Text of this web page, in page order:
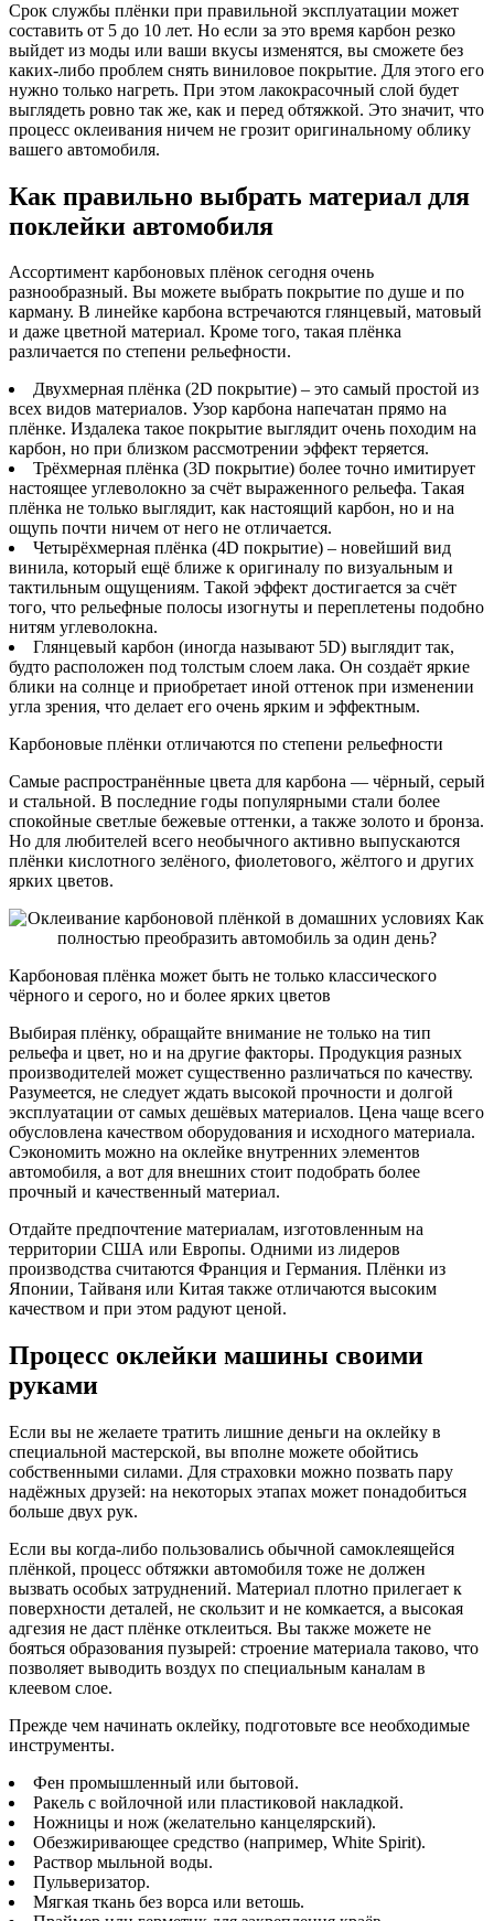
Срок службы плёнки при правильной эксплуатации может
составить от 5 до 10 лет. Но если за это время карбон резко
выйдет из моды или ваши вкусы изменятся, вы сможете без
каких-либо проблем снять виниловое покрытие. Для этого его
нужно только нагреть. При этом лакокрасочный слой будет
выглядеть ровно так же, как и перед обтяжкой. Это значит, что
процесс оклеивания ничем не грозит оригинальному облику
вашего автомобиля.
Как правильно выбрать материал для
поклейки автомобиля
Ассортимент карбоновых плёнок сегодня очень
разнообразный. Вы можете выбрать покрытие по душе и по
карману. В линейке карбона встречаются глянцевый, матовый
и даже цветной материал. Кроме того, такая плёнка
различается по степени рельефности.
Двухмерная плёнка (2D покрытие) – это самый простой из
всех видов материалов. Узор карбона напечатан прямо на
плёнке. Издалека такое покрытие выглядит очень походим на
карбон, но при близком рассмотрении эффект теряется.
Трёхмерная плёнка (3D покрытие) более точно имитирует
настоящее углеволокно за счёт выраженного рельефа. Такая
плёнка не только выглядит, как настоящий карбон, но и на
ощупь почти ничем от него не отличается.
Четырёхмерная плёнка (4D покрытие) – новейший вид
винила, который ещё ближе к оригиналу по визуальным и
тактильным ощущениям. Такой эффект достигается за счёт
того, что рельефные полосы изогнуты и переплетены подобно
нитям углеволокна.
Глянцевый карбон (иногда называют 5D) выглядит так,
будто расположен под толстым слоем лака. Он создаёт яркие
блики на солнце и приобретает иной оттенок при изменении
угла зрения, что делает его очень ярким и эффектным.
Карбоновые плёнки отличаются по степени рельефности
Самые распространённые цвета для карбона — чёрный, серый
и стальной. В последние годы популярными стали более
спокойные светлые бежевые оттенки, а также золото и бронза.
Но для любителей всего необычного активно выпускаются
плёнки кислотного зелёного, фиолетового, жёлтого и других
ярких цветов.
Карбоновая плёнка может быть не только классического
чёрного и серого, но и более ярких цветов
Выбирая плёнку, обращайте внимание не только на тип
рельефа и цвет, но и на другие факторы. Продукция разных
производителей может существенно различаться по качеству.
Разумеется, не следует ждать высокой прочности и долгой
эксплуатации от самых дешёвых материалов. Цена чаще всего
обусловлена качеством оборудования и исходного материала.
Сэкономить можно на оклейке внутренних элементов
автомобиля, а вот для внешних стоит подобрать более
прочный и качественный материал.
Отдайте предпочтение материалам, изготовленным на
территории США или Европы. Одними из лидеров
производства считаются Франция и Германия. Плёнки из
Японии, Тайваня или Китая также отличаются высоким
качеством и при этом радуют ценой.
Процесс оклейки машины своими
руками
Если вы не желаете тратить лишние деньги на оклейку в
специальной мастерской, вы вполне можете обойтись
собственными силами. Для страховки можно позвать пару
надёжных друзей: на некоторых этапах может понадобиться
больше двух рук.
Если вы когда-либо пользовались обычной самоклеящейся
плёнкой, процесс обтяжки автомобиля тоже не должен
вызвать особых затруднений. Материал плотно прилегает к
поверхности деталей, не скользит и не комкается, а высокая
адгезия не даст плёнке отклеиться. Вы также можете не
бояться образования пузырей: строение материала таково, что
позволяет выводить воздух по специальным каналам в
клеевом слое.
Прежде чем начинать оклейку, подготовьте все необходимые
инструменты.
Фен промышленный или бытовой.
Ракель с войлочной или пластиковой накладкой.
Ножницы и нож (желательно канцелярский).
Обезжиривающее средство (например, White Spirit).
Раствор мыльной воды.
Пульверизатор.
Мягкая ткань без ворса или ветошь.